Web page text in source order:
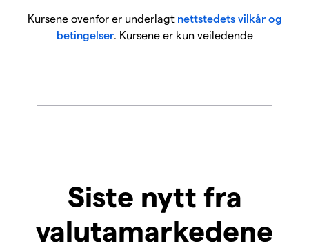
Kursene ovenfor er underlagt nettstedets vilkår og
betingelser. Kursene er kun veiledende
Siste nytt fra
valutamarkedene